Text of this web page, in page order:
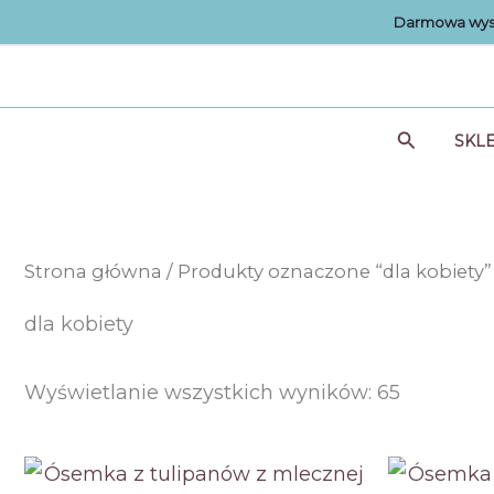
Darmowa
Szukaj
Strona główna / Produkty oznaczone “dla kobiety”
dla kobiety
Wyświetlanie wszystkich wyników: 65
od
niskiej